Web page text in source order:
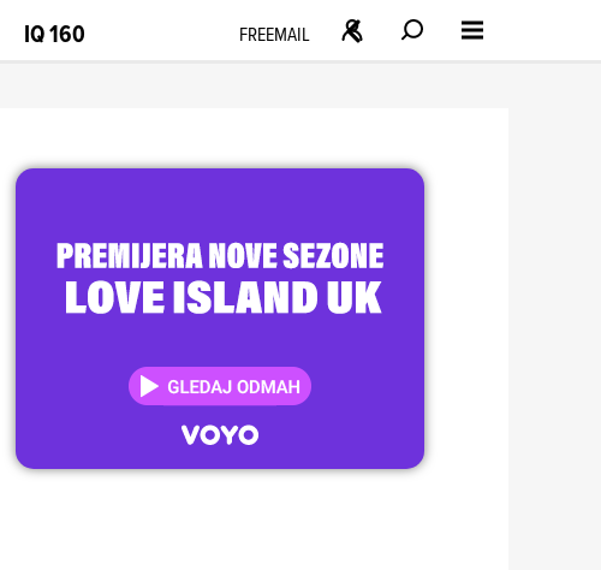
IQ 160 FREEMAIL